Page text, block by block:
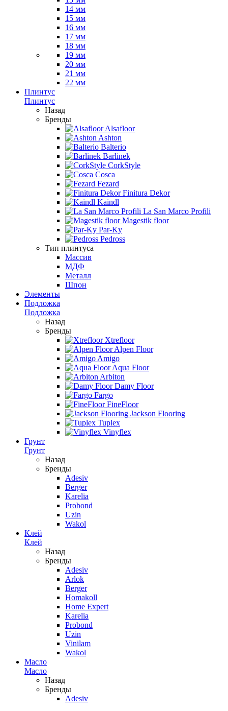
14 мм
15 мм
16 мм
17 мм
18 мм
19 мм
20 мм
21 мм
22 мм
Плинтус
Плинтус
Назад
Бренды
Alsafloor
Ashton
Balterio
Barlinek
CorkStyle
Cosca
Fezard
Finitura Dekor
Kaindl
La San Marco Profili
Magestik floor
Par-Ky
Pedross
Тип плинтуса
Массив
МДФ
Металл
Шпон
Элементы
Подложка
Подложка
Назад
Бренды
Xtrefloor
Alpen Floor
Amigo
Aqua Floor
Arbiton
Damy Floor
Fargo
FineFloor
Jackson Flooring
Tuplex
Vinyflex
Грунт
Грунт
Назад
Бренды
Adesiv
Berger
Karelia
Probond
Uzin
Wakol
Клей
Клей
Назад
Бренды
Adesiv
Arlok
Berger
Homakoll
Home Expert
Karelia
Probond
Uzin
Vinilam
Wakol
Масло
Масло
Назад
Бренды
Adesiv